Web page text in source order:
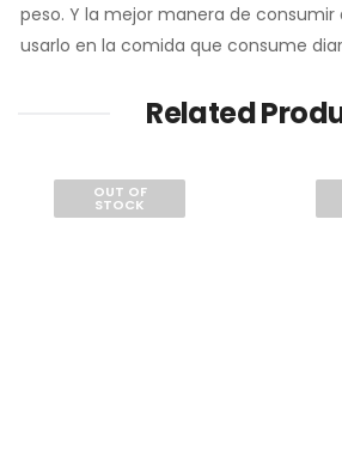
peso. Y la mejor manera de
usarlo en la comida que consume
Related
OUT OF
STOCK